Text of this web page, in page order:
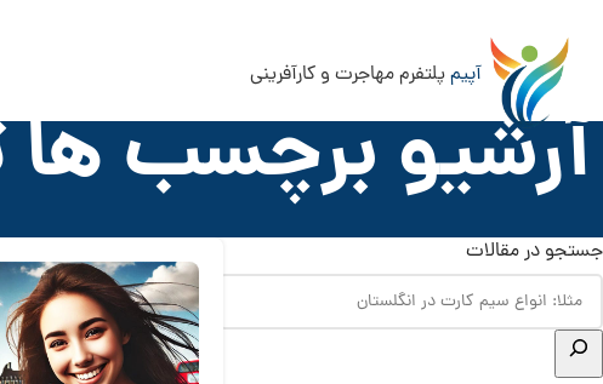
آپیمپلتفرم مهاجرت و کارآفرینی
آرشیو برچسب ها
جستجو در مقالات